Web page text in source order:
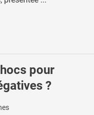
pour
?